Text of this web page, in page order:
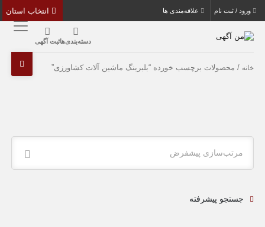
ورود / ثبت نام علاقه‌مندی ها
دسته‌بندی‌هاثبت آگهی
خانه / محصولات برچسب خورده “بلبرینگ ماشین آلات کشاورزی”
مرتب‌سازی پیشفرض
جستجو پیشرفته